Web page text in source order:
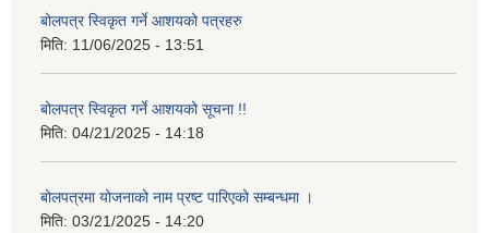
बोलपत्र स्विकृत गर्ने आशयको पत्रहरु
मिति: 11/06/2025 - 13:51
बोलपत्र स्विकृत गर्ने आशयको सूचना !!
मिति: 04/21/2025 - 14:18
बोलपत्रमा योजनाको नाम प्रष्ट पारिएको सम्बन्धमा ।
मिति: 03/21/2025 - 14:20